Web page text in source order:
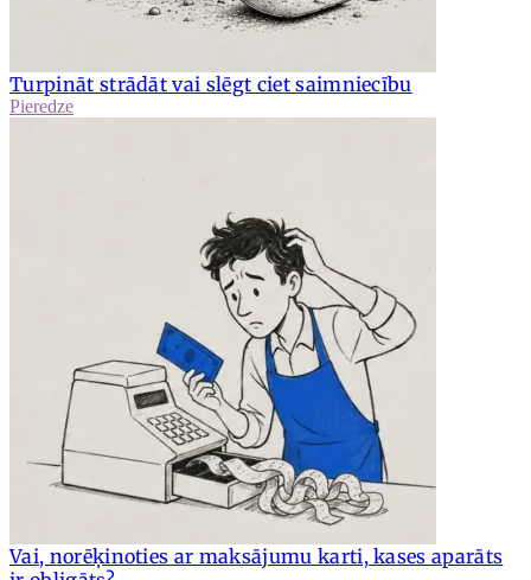
Turpināt strādāt vai slēgt ciet saimniecību
Pieredze
Vai, norēķinoties ar maksājumu karti, kases aparāts